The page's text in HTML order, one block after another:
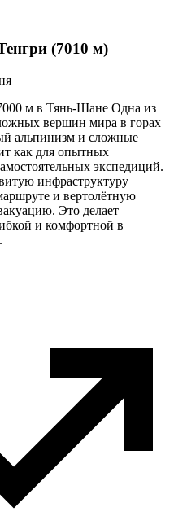
(7010 м)
м в Тянь-Шане Одна из
вершин мира в горах
альпинизм и сложные
как для опытных
экспедиций.
инфраструктуру
и вертолётную
Это делает
и комфортной в